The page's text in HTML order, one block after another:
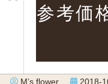
参考価
M’s flower 2018-